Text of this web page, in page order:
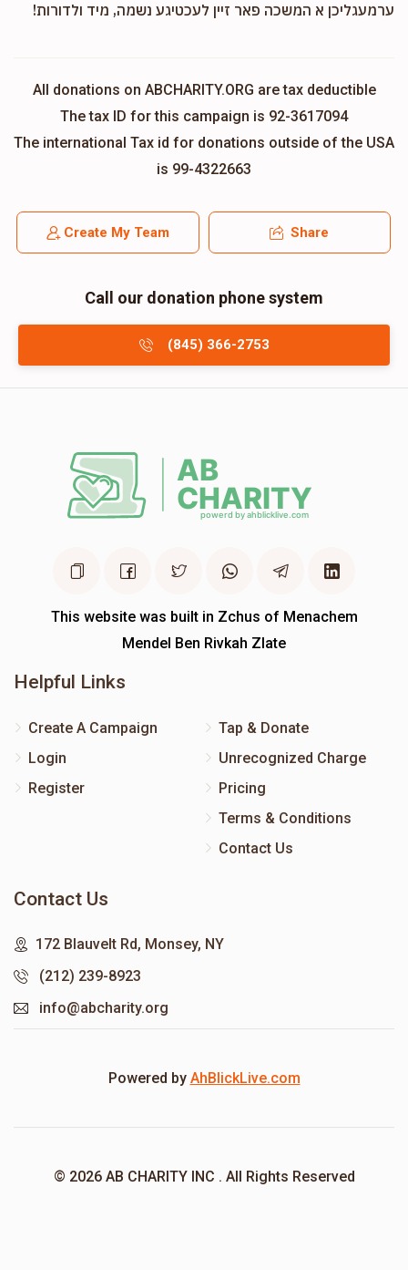
ערמעגליכן א המשכה פאר זיין לעכטיגע נשמה, מיד ולדורות!
All donations on ABCHARITY.ORG are tax deductible
The tax ID for this campaign is 92-3617094
The international Tax id for donations outside of the USA
is 99-4322663
Create My Team Share
Call our donation phone system
(845) 366-2753
This website was built in Zchus of Menachem
Mendel Ben Rivkah Zlate
Helpful Links
Create A Campaign
Login
Register
Tap & Donate
Unrecognized Charge
Pricing
Terms & Conditions
Contact Us
Contact Us
172 Blauvelt Rd, Monsey, NY
(212) 239-8923
info@abcharity.org
Powered by AhBlickLive.com
© 2026 AB CHARITY INC . All Rights Reserved